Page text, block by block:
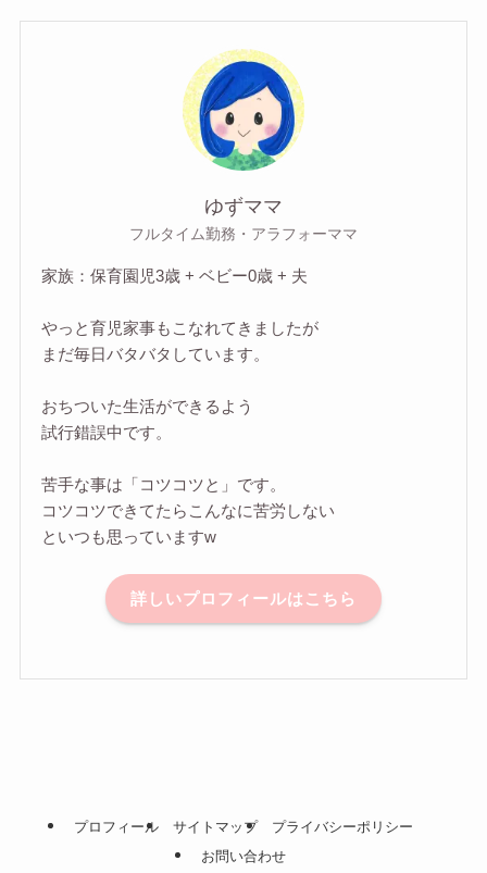
ゆずママ
フルタイム勤務・アラフォーママ
家族：保育園児3歳 + ベビー0歳 + 夫
やっと育児家事もこなれてきましたが
まだ毎日バタバタしています。
おちついた生活ができるよう
試行錯誤中です。
苦手な事は「コツコツと」です。
コツコツできてたらこんなに苦労しない
といつも思っていますw
詳しいプロフィールはこちら
プロフィール サイトマップ
プライバシーポリシー
お問い合わせ